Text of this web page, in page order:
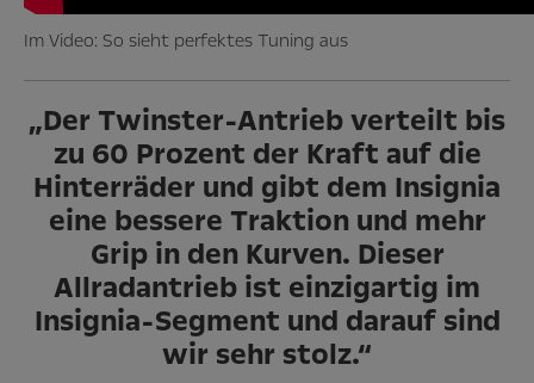
Im Video: So sieht perfektes Tuning aus
„Der Twinster-Antrieb verteilt bis
zu 60 Prozent der Kraft auf die
Hinterräder und gibt dem Insignia
eine bessere Traktion und mehr
Grip in den Kurven. Dieser
Allradantrieb ist einzigartig im
Insignia-Segment und darauf sind
wir sehr stolz.“